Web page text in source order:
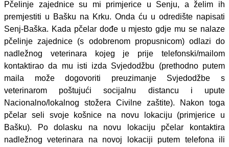
Pčelinje zajednice su mi primjerice u Senju, a želim ih
premjestiti u Bašku na Krku. Onda ću u odredište napisati
Senj-Baška. Kada pčelar dođe u mjesto gdje mu se nalaze
pčelinje zajednice (s odobrenom propusnicom) odlazi do
nadležnog veterinara kojeg je prije telefonski/mailom
kontaktirao da mu isti izda Svjedodžbu (prethodno putem
maila može dogovoriti preuzimanje Svjedodžbe s
veterinarom poštujući socijalnu distancu i upute
Nacionalno/lokalnog stožera Civilne zaštite). Nakon toga
pčelar seli svoje košnice na novu lokaciju (primjerice u
Bašku). Po dolasku na novu lokaciju pčelar kontaktira
nadležnog veterinara na novoj lokaciji putem telefona ili